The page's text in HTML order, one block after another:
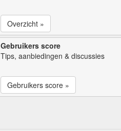
Overzicht »
Gebruikers score
Tips, aanbiedingen & discussies
Gebruikers score »